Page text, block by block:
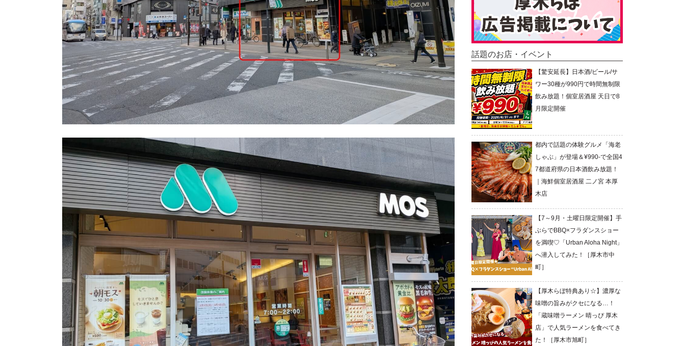
話題のお店・イベント
【驚安延長】日本酒/ビール/サ
ワー30種が990円で時間無制限
飲み放題！個室居酒屋 天日で8
月限定開催
都内で話題の体験グルメ「海老
しゃぶ」が登場＆¥990-で全国4
7都道府県の日本酒飲み放題！
｜海鮮個室居酒屋 二ノ宮 本厚
木店
【7～9月・土曜日限定開催】手
ぶらでBBQ×フラダンスショー
を満喫♡「Urban Aloha Night」
へ潜入してみた！［厚木市中
町］
【厚木らぼ特典あり☆】濃厚な
味噌の旨みがクセになる…！
「蔵味噌ラーメン 晴っぴ 厚木
店」で人気ラーメンを食べてき
た！［厚木市旭町］